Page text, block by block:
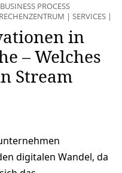
BUSINESS PROCESS
RECHENZENTRUM | SERVICES |
in
– Welches
Stream
digitalen Wandel, da